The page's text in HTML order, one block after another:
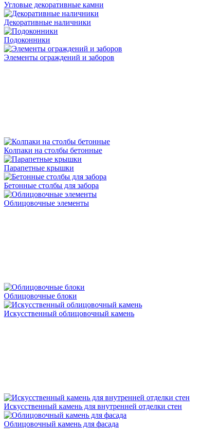
Угловые декоративные камни
Декоративные наличники
Подоконники
Элементы ограждений и заборов
Колпаки на столбы бетонные
Парапетные крышки
Бетонные столбы для забора
Облицовочные элементы
Облицовочные блоки
Искусственный облицовочный камень
Искусственный камень для внутренней отделки стен
Облицовочный камень для фасада